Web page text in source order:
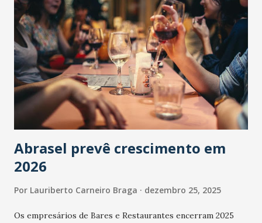
Abrasel prevê crescimento em
2026
Por Lauriberto Carneiro Braga dezembro 25, 2025
Os empresários de Bares e Restaurantes encerram 2025